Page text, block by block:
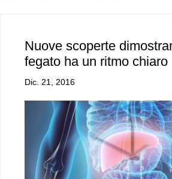
Nuove scoperte
fegato ha un ritmo chiaro
Dic. 21, 2016